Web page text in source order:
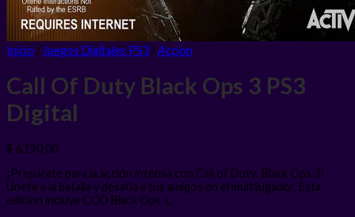
Inicio / Juegos Digitales PS3 /Accion
Call Of Duty Black Ops 3 PS3
Digital
$ 6.190,00
¡Prepárate para la acción intensa con Call of Duty: Black Ops 3!
Únete a la batalla y desafía a tus amigos en el multijugador. Esta
edicion incluye COD Black Ops 1.